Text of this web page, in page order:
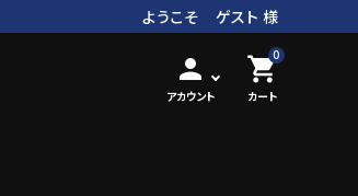
ようこそ ゲスト 様
person
アカウント
0
shopping_cart
カート